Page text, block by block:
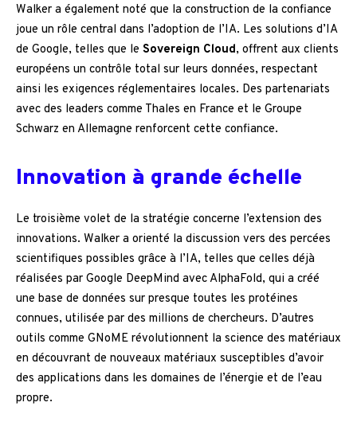
Walker a également noté que la construction de la confiance
joue un rôle central dans l’adoption de l’IA. Les solutions d’IA
de Google, telles que le Sovereign Cloud, offrent aux clients
européens un contrôle total sur leurs données, respectant
ainsi les exigences réglementaires locales. Des partenariats
avec des leaders comme Thales en France et le Groupe
Schwarz en Allemagne renforcent cette confiance.
Innovation à grande échelle
Le troisième volet de la stratégie concerne l’extension des
innovations. Walker a orienté la discussion vers des percées
scientifiques possibles grâce à l’IA, telles que celles déjà
réalisées par Google DeepMind avec AlphaFold, qui a créé
une base de données sur presque toutes les protéines
connues, utilisée par des millions de chercheurs. D’autres
outils comme GNoME révolutionnent la science des matériaux
en découvrant de nouveaux matériaux susceptibles d’avoir
des applications dans les domaines de l’énergie et de l’eau
propre.